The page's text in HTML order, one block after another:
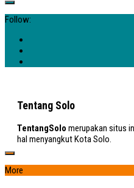
Follow:
Tentang Solo
TentangSolo merupakan situs
hal menyangkut Kota Solo.
More